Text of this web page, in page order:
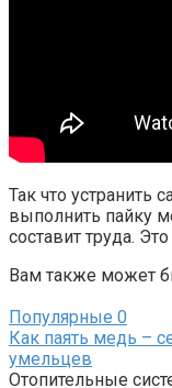
Так что устранить
выполнить пайку
составит труда.
Вам также может
Популярные 0
Как паять медь –
умельцев
Отопительные